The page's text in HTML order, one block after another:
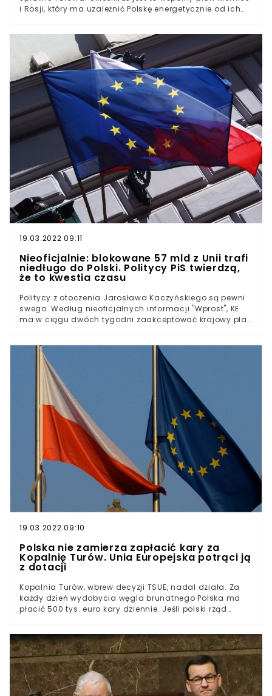
i Rosji, który ma uzależnić Polskę energetycznie od ich
kontekście wojny o energetykę, która odbywa się w
Europie - mówił minister w rozmowie z Krzysztofem
Ziemcem.
19.03.2022 09:11
Nieoficjalnie: blokowane 57 mld z Unii trafi
niedługo do Polski. Politycy PiS twierdzą,
że to kwestia czasu
Politycy z otoczenia Jarosława Kaczyńskiego są pewni
swego. Według nieoficjalnych informacji "Wprost", KE
ma w ciągu dwóch tygodni zaakceptować krajowy plan
Buda twierdził, że nie wie, kiedy nastąpi akceptacja
planu.
19.03.2022 09:10
Polska nie zamierza zapłacić kary za
Kopalnię Turów. Unia Europejska potrąci ją
z dotacji
Kopalnia Turów, wbrew decyzji TSUE, nadal działa. Za
każdy dzień wydobycia węgla brunatnego Polska ma
płacić 500 tys. euro kary dziennie. Jeśli polski rząd